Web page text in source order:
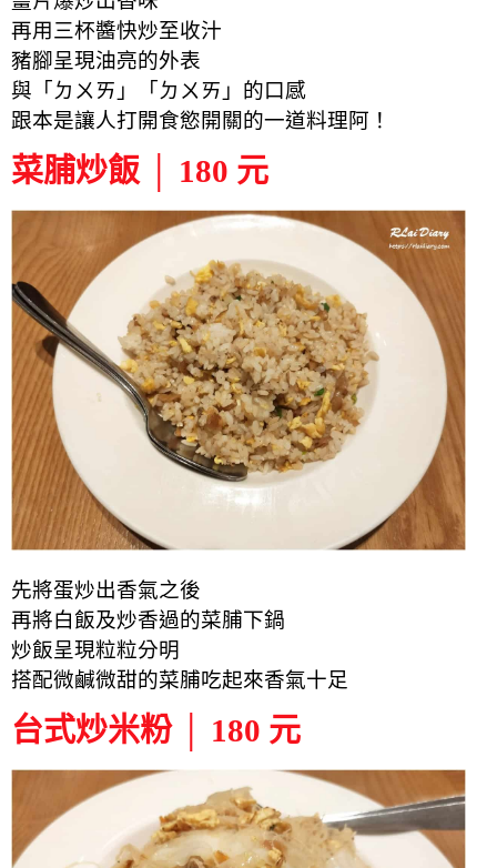
再用三杯醬快炒至收汁
豬腳呈現油亮的外表
與「ㄉㄨㄞ」「ㄉㄨㄞ」的口感
跟本是讓人打開食慾開關的一道料理阿！
菜脯炒飯 │ 180 元
先將蛋炒出香氣之後
再將白飯及炒香過的菜脯下鍋
炒飯呈現粒粒分明
搭配微鹹微甜的菜脯吃起來香氣十足
台式炒米粉 │ 180 元